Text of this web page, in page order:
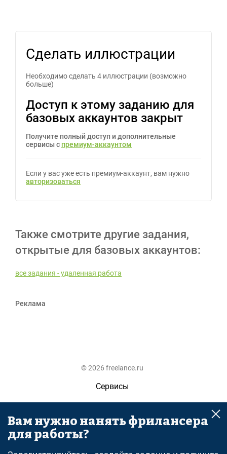
Сделать иллюстрации
Необходимо сделать 4 иллюстрации (возможно
больше)
Доступ к этому заданию для
базовых аккаунтов закрыт
Получите полный доступ и дополнительные
сервисы с премиум-аккаунтом
Если у вас уже есть премиум-аккаунт, вам нужно
авторизоваться
Также смотрите другие задания,
открытые для базовых аккаунтов:
все задания - удаленная работа
Реклама
© 2026 freelance.ru
Сервисы
Помощь
Поиск
Вам нужно нанять фрилансера
для работы?